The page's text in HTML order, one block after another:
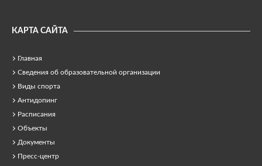
КАРТА САЙТА
Главная
Сведения об образовательной организации
Виды спорта
Антидопинг
Расписания
Объекты
Документы
Пресс-центр